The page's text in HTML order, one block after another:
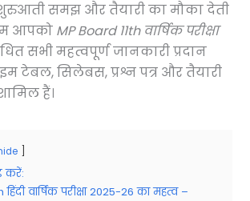
समझ और तैयारी का मौका देती
आपको MP Board 11th वार्षिक परीक्षा
सभी महत्वपूर्ण जानकारी प्रदान
टेबल, सिलेबस, प्रश्न पत्र और तैयारी
हैं।
करें:
हिंदी वार्षिक परीक्षा 2025-26 का महत्व –